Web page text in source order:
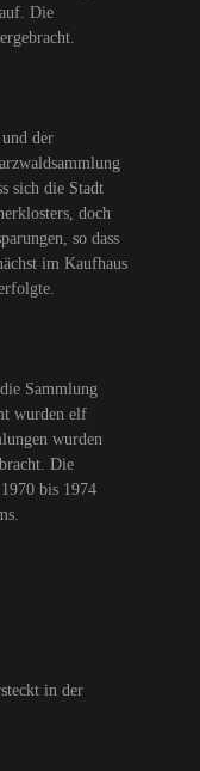
Die
der
sich die Stadt
doch
so dass
im Kaufhaus
Sammlung
wurden elf
wurden
Die
bis 1974
in der